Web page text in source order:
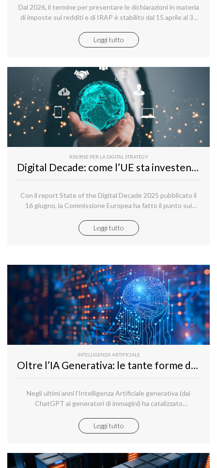
Dal 2026, il termine per presentare le dichiarazioni in materia
di imposte sui redditi e di IRAP è stabilito dal 15 aprile al 31
stesse si riferiscono.
Leggi tutto
RISORSE PER LA DIGITAL STRATEGY
Digital Decade: come l’UE sta investendo 207 miliardi per la trasformazione digitale
Con il report State of the Digital Decade 2025 pubblicato il
16 giugno, la Commissione Europea ha fatto il punto sui
Decade Policy Programme 2030.
Leggi tutto
INTELLIGENZA ARTIFICIALE
Oltre l’IA Generativa: le tante forme dell’Intelligenza Artificiale
Negli ultimi anni l’Intelligenza Artificiale generativa (dai
ChatGPT ai generatori di immagini) ha catalizzato
Leggi tutto